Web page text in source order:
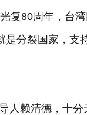
复80周年，台
分裂国家，支
赖清德，十分